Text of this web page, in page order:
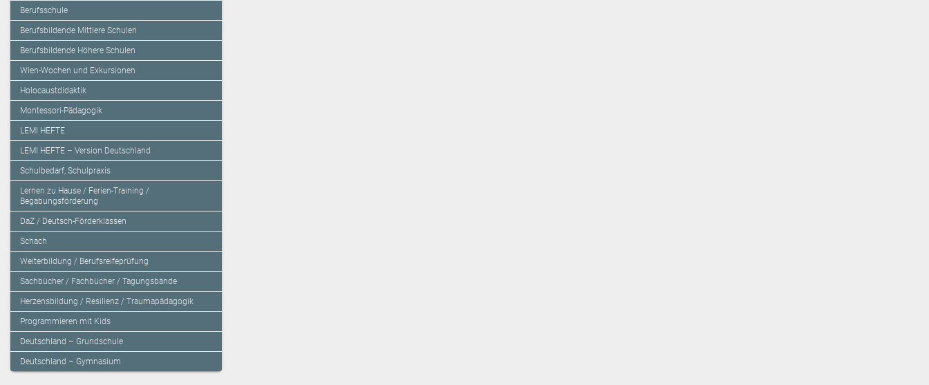
Berufsschule
Berufsbildende Mittlere Schulen
Berufsbildende Höhere Schulen
Wien-Wochen und Exkursionen
Holocaustdidaktik
Montessori-Pädagogik
LEMI HEFTE
LEMI HEFTE – Version Deutschland
Schulbedarf, Schulpraxis
Lernen zu Hause / Ferien-Training /
Begabungsförderung
DaZ / Deutsch-Förderklassen
Schach
Weiterbildung / Berufsreifeprüfung
Sachbücher / Fachbücher / Tagungsbände
Herzensbildung / Resilienz / Traumapädagogik
Programmieren mit Kids
Deutschland – Grundschule
Deutschland – Gymnasium